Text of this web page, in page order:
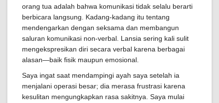
orang tua adalah bahwa komunikasi tidak selalu berarti
berbicara langsung. Kadang-kadang itu tentang
mendengarkan dengan seksama dan membangun
saluran komunikasi non-verbal. Lansia sering kali sulit
mengekspresikan diri secara verbal karena berbagai
alasan—baik fisik maupun emosional.
Saya ingat saat mendampingi ayah saya setelah ia
menjalani operasi besar; dia merasa frustrasi karena
kesulitan mengungkapkan rasa sakitnya. Saya mulai